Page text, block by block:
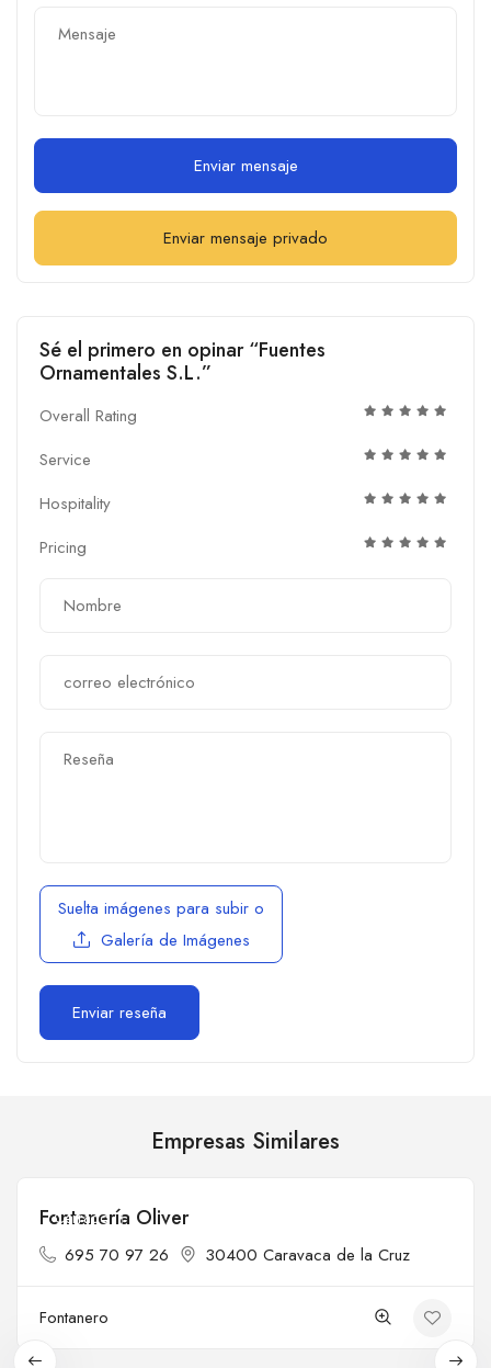
Enviar mensaje
Enviar mensaje privado
Sé el primero en opinar “Fuentes
Ornamentales S.L.”
Overall Rating
Service
Hospitality
Pricing
Suelta imágenes para subir o
Galería de Imágenes
Empresas Similares
Cerrado
Fontanería Oliver
695 70 97 26 30400 Caravaca de la Cruz
Fontanero